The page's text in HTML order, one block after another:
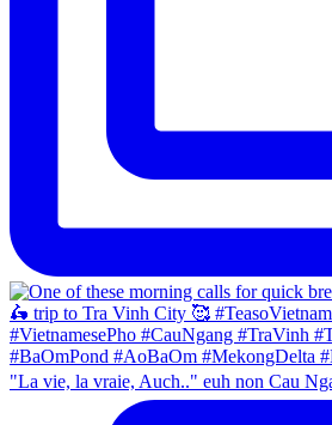
"La vie, la vraie, Auch.." euh non Cau